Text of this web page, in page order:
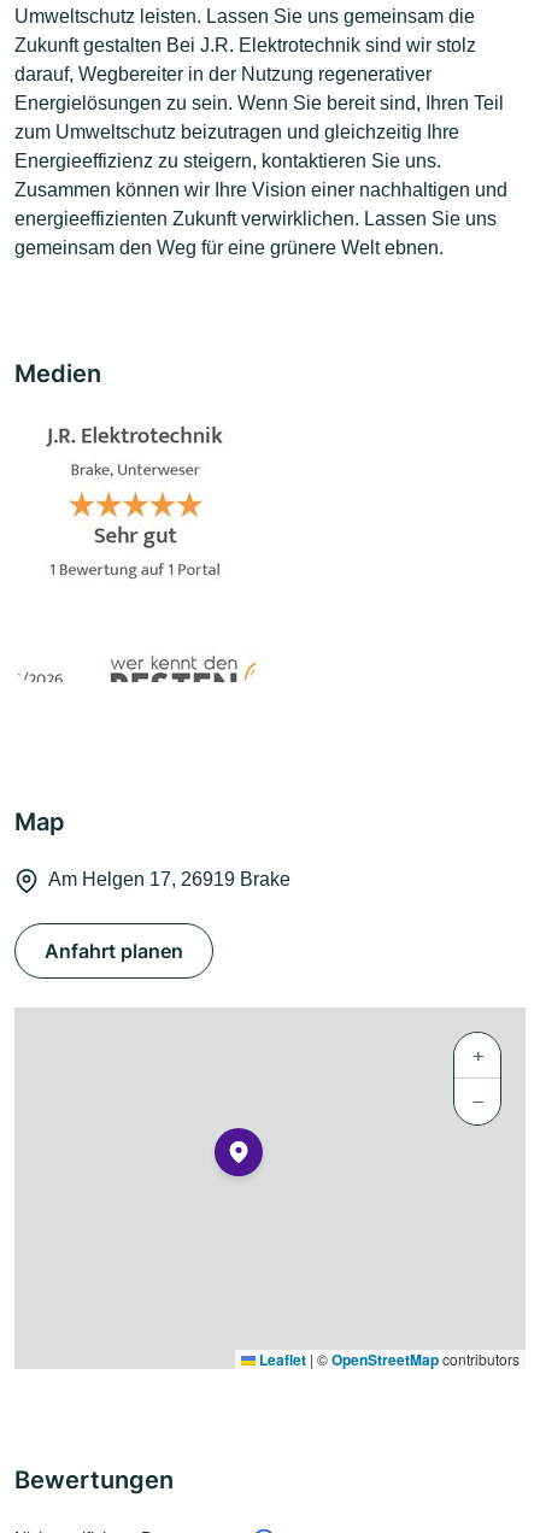
Umweltschutz leisten. Lassen Sie uns gemeinsam die
Zukunft gestalten Bei J.R. Elektrotechnik sind wir stolz
darauf, Wegbereiter in der Nutzung regenerativer
Energielösungen zu sein. Wenn Sie bereit sind, Ihren Teil
zum Umweltschutz beizutragen und gleichzeitig Ihre
Energieeffizienz zu steigern, kontaktieren Sie uns.
Zusammen können wir Ihre Vision einer nachhaltigen und
energieeffizienten Zukunft verwirklichen. Lassen Sie uns
gemeinsam den Weg für eine grünere Welt ebnen.
Medien
Map
Am Helgen 17, 26919 Brake
Anfahrt planen
+
−
Leaflet | ©OpenStreetMapcontributors
Bewertungen